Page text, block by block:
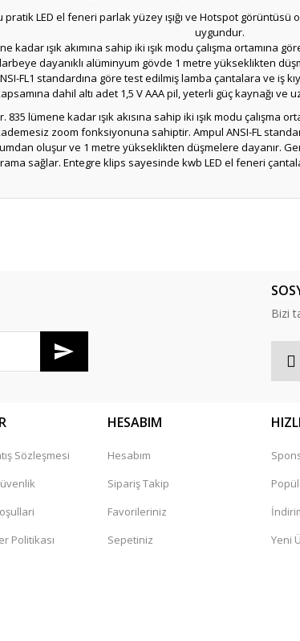
LED el feneri parlak yüzey ışığı ve Hotspot görüntüsü
uygundur.
kadar ışık akımına sahip iki ışık modu çalışma ortamına
dayanıklı alüminyum gövde 1 metre yükseklikten
FL1 standardına göre test edilmiş lamba çantalara ve iş
dahil altı adet 1,5 V AAA pil, yeterli güç kaynağı ve
lümene kadar ışık akısına sahip iki ışık modu çalışma
zoom fonksiyonuna sahiptir. Ampul ANSI-FL
oluşur ve 1 metre yükseklikten düşmelere dayanır.
sağlar. Entegre klips sayesinde kwb LED el feneri
Bizi
Sözleşmesi
Politikası
HESABIM
Hesabım
Sipariş Takip
Favorileriniz
Sepetiniz
Yeni